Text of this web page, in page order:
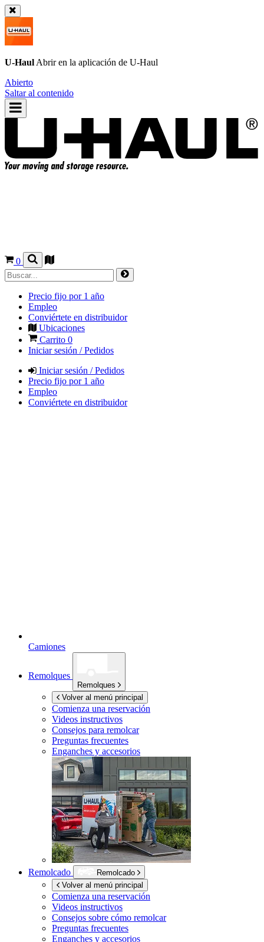
U-Haul Abrir en la aplicación de U-Haul
Abierto
Saltar al contenido
0
Precio fijo por 1 año
Empleo
Conviértete en distribuidor
Ubicaciones
Carrito 0
Iniciar sesión / Pedidos
Iniciar sesión / Pedidos
Precio fijo por 1 año
Empleo
Conviértete en distribuidor
Camiones
Remolques
Remolques
Volver al menú principal
Comienza una reservación
Videos instructivos
Consejos para remolcar
Preguntas frecuentes
Enganches y accesorios
Remolcado
Remolcado
Volver al menú principal
Comienza una reservación
Videos instructivos
Consejos sobre cómo remolcar
Preguntas frecuentes
Enganches y accesorios